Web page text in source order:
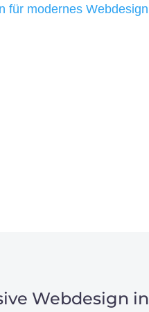
für modernes Webdesign
Webdesign in